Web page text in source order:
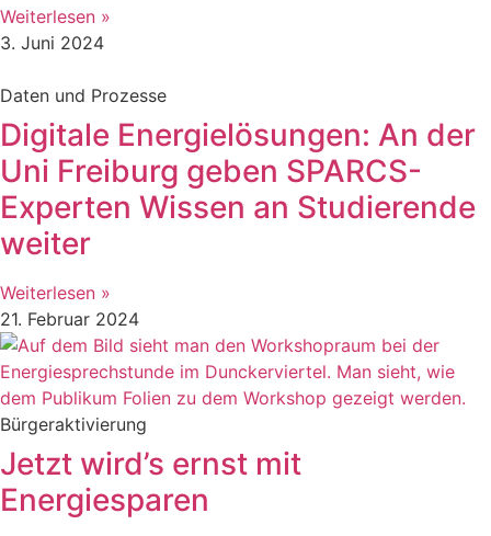
Weiterlesen »
3. Juni 2024
Daten und Prozesse
Digitale Energielösungen: An der
Uni Freiburg geben SPARCS-
Experten Wissen an Studierende
weiter
Weiterlesen »
21. Februar 2024
Bürgeraktivierung
Jetzt wird’s ernst mit
Energiesparen